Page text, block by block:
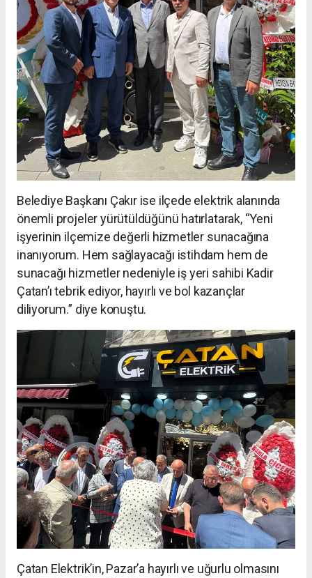
Belediye Başkanı Çakır ise ilçede elektrik alanında
önemli projeler yürütüldüğünü hatırlatarak, “Yeni
işyerinin ilçemize değerli hizmetler sunacağına
inanıyorum. Hem sağlayacağı istihdam hem de
sunacağı hizmetler nedeniyle iş yeri sahibi Kadir
Çatan’ı tebrik ediyor, hayırlı ve bol kazançlar
diliyorum.” diye konuştu.
Çatan Elektrik’in, Pazar’a hayırlı ve uğurlu olmasını